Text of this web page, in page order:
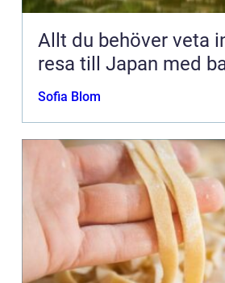
Allt du behöver veta
resa till Japan med
Sofia Blom